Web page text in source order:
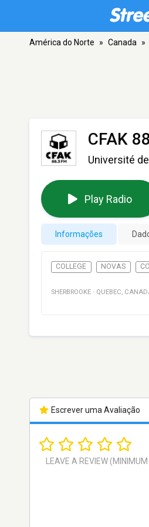
América do Norte » Canada »
CFAK
Université
Play Radio
Informações
COLLEGE NOVAS
SHERBROOKE · QUEBEC,
Escrever uma Avaliação